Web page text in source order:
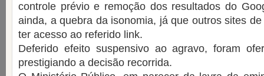
controle prévio e remoção dos resultados do
ainda, a quebra da isonomia, já que outros sites
ter acesso ao referido link.
Deferido efeito suspensivo ao agravo, foram
prestigiando a decisão recorrida.